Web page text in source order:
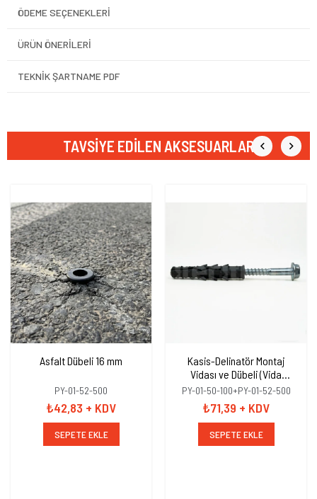
ÖDEME SEÇENEKLERI
ÜRÜN ÖNERILERI
TEKNİK ŞARTNAME PDF
TAVSIYE EDILEN AKSESUARLAR
Asfalt Dübeli 16 mm
PY-01-52-500
₺42,83 + KDV
SEPETE EKLE
Kasis-Delinatör Montaj
Vidası ve Dübeli (Vida
10x100mm+Dübel 16mm)
PY-01-50-100+PY-01-52-500
₺71,39 + KDV
SEPETE EKLE